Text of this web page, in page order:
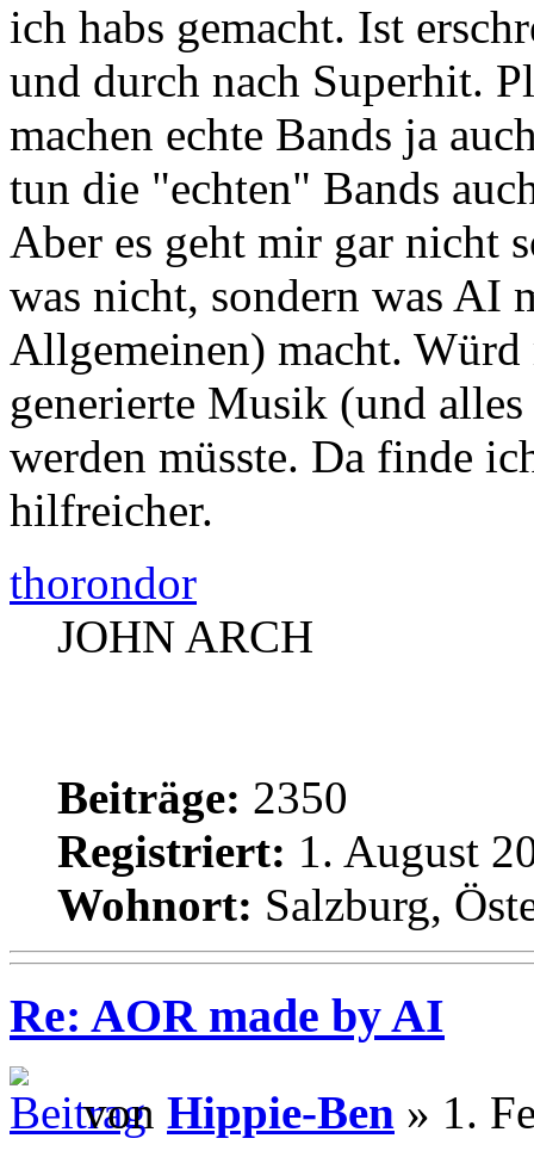
ich habs gemacht. Ist
und durch nach Superhit.
machen echte Bands ja
tun die "echten" Bands
Aber es geht mir gar nicht
was nicht, sondern was
Allgemeinen) macht.
generierte Musik (und alles
werden müsste. Da finde
hilfreicher.
thorondor
JOHN ARCH
Beiträge: 2350
Registriert: 1. August
Wohnort: Salzburg,
Re: AOR made by AI
von Hippie-Ben » 1.